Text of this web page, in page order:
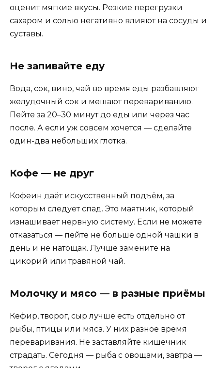
оценит мягкие вкусы. Резкие перегрузки
сахаром и солью негативно влияют на сосуды и
суставы.
Не запивайте еду
Вода, сок, вино, чай во время еды разбавляют
желудочный сок и мешают перевариванию.
Пейте за 20–30 минут до еды или через час
после. А если уж совсем хочется — сделайте
один-два небольших глотка.
Кофе — не друг
Кофеин даёт искусственный подъём, за
которым следует спад. Это маятник, который
изнашивает нервную систему. Если не можете
отказаться — пейте не больше одной чашки в
день и не натощак. Лучше замените на
цикорий или травяной чай.
Молочку и мясо — в разные приёмы
Кефир, творог, сыр лучше есть отдельно от
рыбы, птицы или мяса. У них разное время
переваривания. Не заставляйте кишечник
страдать. Сегодня — рыба с овощами, завтра —